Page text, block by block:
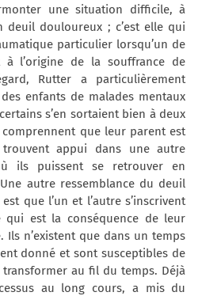
une situation difficile, à
deuil douloureux ; c’est elle qui
particulier lorsqu’un de
à l’origine de la souffrance de
Rutter a particulièrement
enfants de malades mentaux
s’en sortaient bien à deux
comprennent que leur parent est
trouvent appui dans une autre
ils puissent se retrouver en
autre ressemblance du deuil
que l’un et l’autre s’inscrivent
qui est la conséquence de leur
Ils n’existent que dans un temps
donné et sont susceptibles de
au fil du temps. Déjà
au long cours, a mis du